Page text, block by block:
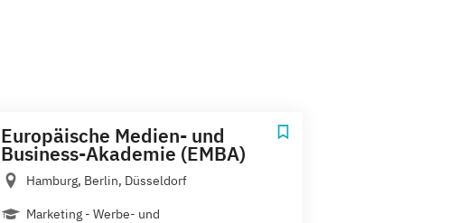
Europäische Medien- und
Business-Akademie (EMBA)
Hamburg, Berlin, Düsseldorf
Marketing - Werbe- und